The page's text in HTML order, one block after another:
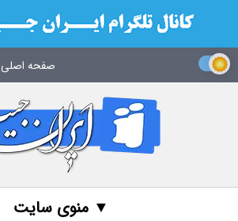
صفحه اصلی
▼ منوی سایت